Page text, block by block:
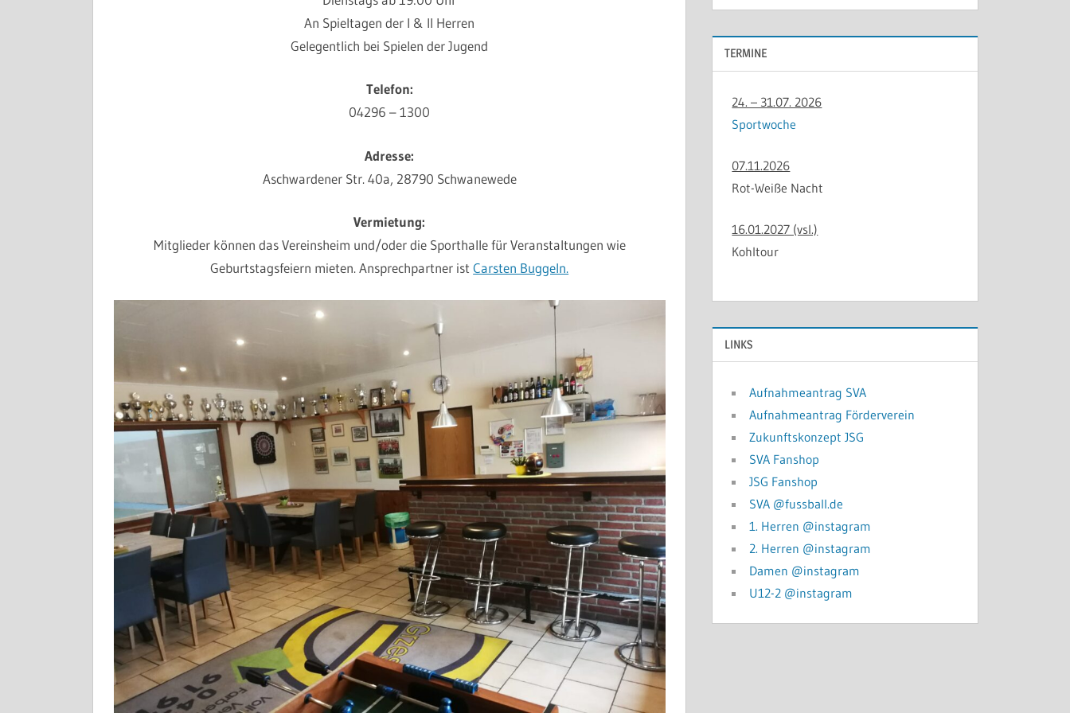
An Spieltagen der I & II Herren
Gelegentlich bei Spielen der Jugend
Telefon:
04296 – 1300
Adresse:
Aschwardener Str. 40a, 28790 Schwanewede
Vermietung:
Mitglieder können das Vereinsheim und/oder die Sporthalle für Veranstaltungen wie
Geburtstagsfeiern mieten. Ansprechpartner istCarsten Buggeln.
TERMINE
24. – 31.07. 2026
Sportwoche
07.11.2026
Rot-Weiße Nacht
16.01.2027 (vsl.)
Kohltour
LINKS
Aufnahmeantrag SVA
Aufnahmeantrag Förderverein
Zukunftskonzept JSG
SVA Fanshop
JSG Fanshop
SVA @fussball.de
1. Herren @instagram
2. Herren @instagram
Damen @instagram
U12-2 @instagram